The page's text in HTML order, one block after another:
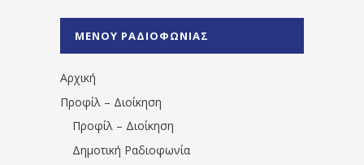
1531194763766854/" artist="" ]
ΜΕΝΟΥ ΡΑΔΙΟΦΩΝΙΑΣ
Αρχική
Προφίλ – Διοίκηση
Προφίλ – Διοίκηση
Δημοτική Ραδιοφωνία